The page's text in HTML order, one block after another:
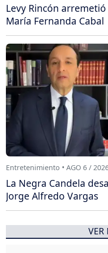
Levy Rincón
María Fernanda Cabal
Entretenimiento • AGO 6 /
La Negra Candela
Jorge Alfredo Vargas
VER